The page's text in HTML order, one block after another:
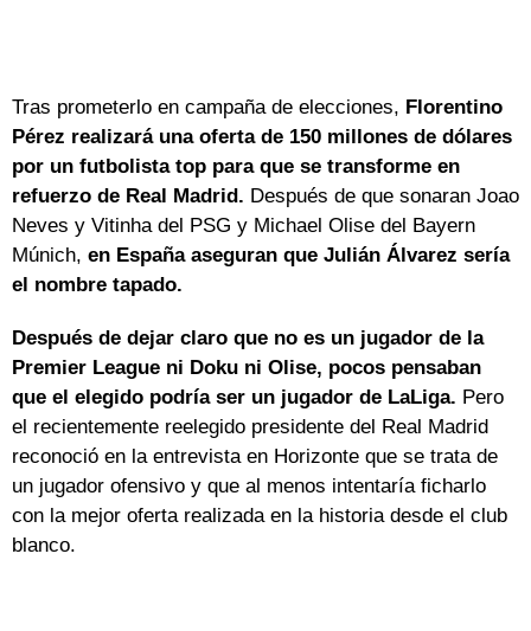
Tras prometerlo en campaña de elecciones, Florentino
Pérez realizará una oferta de 150 millones de dólares
por un futbolista top para que se transforme en
refuerzo de Real Madrid. Después de que sonaran Joao
Neves y Vitinha del PSG y Michael Olise del Bayern
Múnich, en España aseguran que Julián Álvarez sería
el nombre tapado.
Después de dejar claro que no es un jugador de la
Premier League ni Doku ni Olise, pocos pensaban
que el elegido podría ser un jugador de LaLiga. Pero
el recientemente reelegido presidente del Real Madrid
reconoció en la entrevista en Horizonte que se trata de
un jugador ofensivo y que al menos intentaría ficharlo
con la mejor oferta realizada en la historia desde el club
blanco.